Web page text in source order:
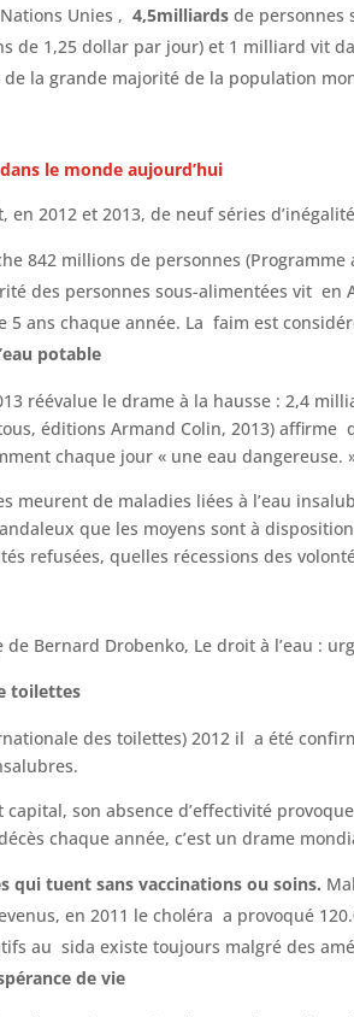
Unies ,4,5milliards de personnes
de 1,25 dollar par jour) et 1 milliard vit
la grande majorité de la population
le monde aujourd’hui
2012 et 2013, de neuf séries
842 millions de personnes
des personnes sous-alimentées vit
5 ans chaque année. La faim est
potable
réévalue le drame à la hausse : 2,4
éditions Armand Colin, 2013)
chaque jour « une eau dangereuse.
meurent de maladies liées à l’eau
que les moyens sont à
refusées, quelles récessions des
Bernard Drobenko, Le droit à l’eau :
toilettes
des toilettes) 2012 il a été
capital, son absence d’effectivité
chaque année, c’est un drame
qui tuent sans vaccinations ou soins.
en 2011 le choléra a provoqué
au sida existe toujours malgré des
de vie